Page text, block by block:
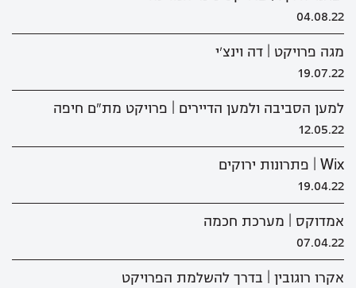
04.08.22
מגה פרויקט | דה וינצ'י
19.07.22
למען הסביבה ולמען הדיירים | פרויקט מת"ם חיפה
12.05.22
Wix | פתרונות ירוקים
19.04.22
אמדוקס | מערכת חכמה
07.04.22
אקרו רוגובין | בדרך להשלמת הפרויקט